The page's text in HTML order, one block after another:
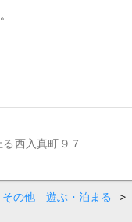
西入真町９７
その他 遊ぶ・泊まる >